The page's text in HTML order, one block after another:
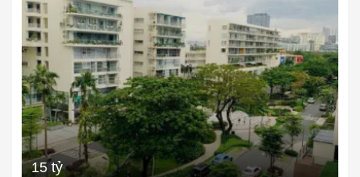
15 tỷ